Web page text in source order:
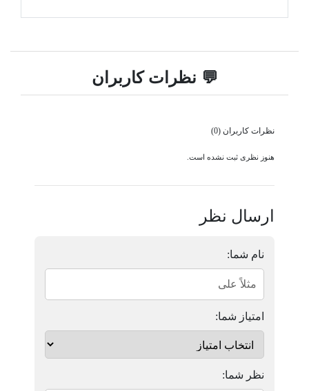
💬 نظرات کاربران
نظرات کاربران (0)
هنوز نظری ثبت نشده است.
ارسال نظر
نام شما:
امتیاز شما:
نظر شما: